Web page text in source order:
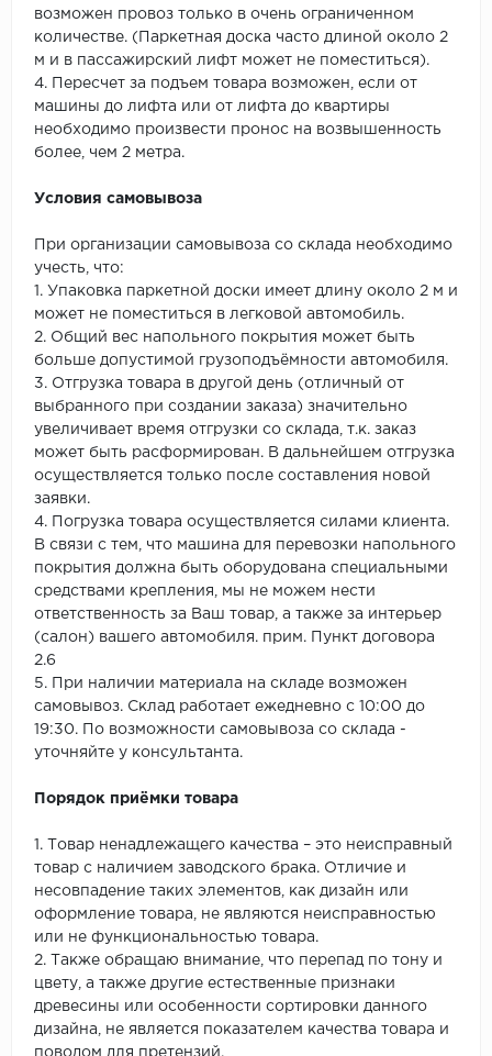
возможен провоз только в очень ограниченном
количестве. (Паркетная доска часто длиной около 2
м и в пассажирский лифт может не поместиться).
4. Пересчет за подъем товара возможен, если от
машины до лифта или от лифта до квартиры
необходимо произвести пронос на возвышенность
более, чем 2 метра.
Условия самовывоза
При организации самовывоза со склада необходимо
учесть, что:
1. Упаковка паркетной доски имеет длину около 2 м и
может не поместиться в легковой автомобиль.
2. Общий вес напольного покрытия может быть
больше допустимой грузоподъёмности автомобиля.
3. Отгрузка товара в другой день (отличный от
выбранного при создании заказа) значительно
увеличивает время отгрузки со склада, т.к. заказ
может быть расформирован. В дальнейшем отгрузка
осуществляется только после составления новой
заявки.
4. Погрузка товара осуществляется силами клиента.
В связи с тем, что машина для перевозки напольного
покрытия должна быть оборудована специальными
средствами крепления, мы не можем нести
ответственность за Ваш товар, а также за интерьер
(салон) вашего автомобиля. прим. Пункт договора
2.6
5. При наличии материала на складе возможен
самовывоз. Склад работает ежедневно с 10:00 до
19:30. По возможности самовывоза со склада -
уточняйте у консультанта.
Порядок приёмки товара
1. Товар ненадлежащего качества – это неисправный
товар с наличием заводского брака. Отличие и
несовпадение таких элементов, как дизайн или
оформление товара, не являются неисправностью
или не функциональностью товара.
2. Также обращаю внимание, что перепад по тону и
цвету, а также другие естественные признаки
древесины или особенности сортировки данного
дизайна, не является показателем качества товара и
поводом для претензий.